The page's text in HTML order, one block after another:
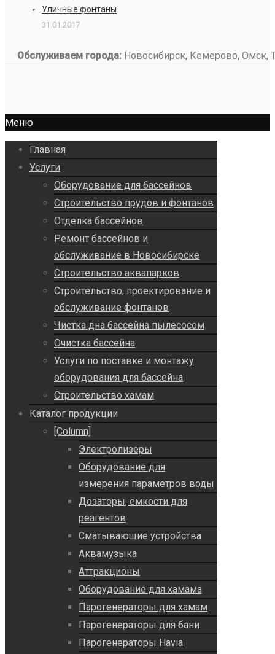
Уличные фонтаны
31.01.2017
Обслуживаем города: Новосибирск, Кемерово, Омск,
Меню
Главная
Услуги
Оборудование для бассейнов
Строительство прудов и фонтанов
Отделка бассейнов
Ремонт бассейнов и
обслуживание в Новосибирске
Строительство аквапарков
Строительство, проектирование и
обслуживание фонтанов
Чистка дна бассейна пылесосом
Очистка бассейна
Услуги по поставке и монтажу
оборудования для бассейна
Строительство хамам
Каталог продукции
[Column]
Электролизеры
Оборудование для
измерения параметров воды
Дозаторы, емкости для
реагентов
Сматывающие устройства
Аквамузыка
Аттракционы
Оборудование для хамама
Парогенераторы для хамам
Парогенераторы для бани
Парогенераторы Havia